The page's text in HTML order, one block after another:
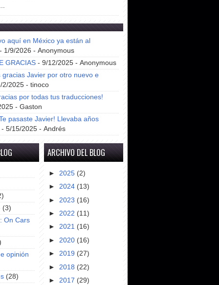
aquí en México ya están al
1/9/2026 - Anonymous
GRACIAS - 9/12/2025 - Anonymous
gracias Javier por otro nuevo e
2025 - tinoco
por todas tus traducciones!
- Gaston
pasaste Javier! Llevaba años
- 5/15/2025 - Andrés
(3)
On Cars
opinión
(28)
ARCHIVO DEL BLOG
► 2025 (2)
► 2024 (13)
► 2023 (16)
► 2022 (11)
► 2021 (16)
► 2020 (16)
► 2019 (27)
► 2018 (22)
► 2017 (29)